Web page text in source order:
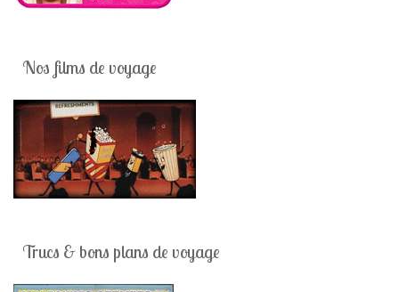
Nos films de voyage
Trucs & bons plans de voyage